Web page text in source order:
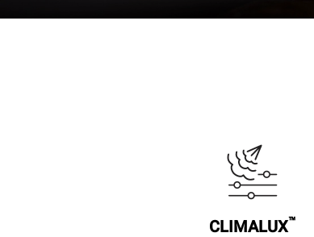
CLIMALUX™